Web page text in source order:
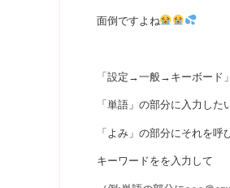
面倒ですよね
「設定→一般→キーボード
「単語」の部分に入力した
「よみ」の部分にそれを呼
キーワードをを入力して